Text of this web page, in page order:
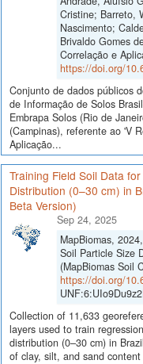
Cristine; Barreto,
Nascimento;
Brivaldo Gomes
Correlação e
https://doi.org/
Conjunto de dados públicos
de Informação de Solos
Embrapa Solos (Rio de
(Campinas), referente ao 'V
Aplicação...
Training Field Soil Data
Distribution (0–30 cm) in
Beta Version)
Sep 24, 2025
MapBiomas,
Soil Particle Size
(MapBiomas Soil
https://doi.org/
Collection of 11,633
layers used to train
distribution (0–30 cm) in
of clay, silt, and sand